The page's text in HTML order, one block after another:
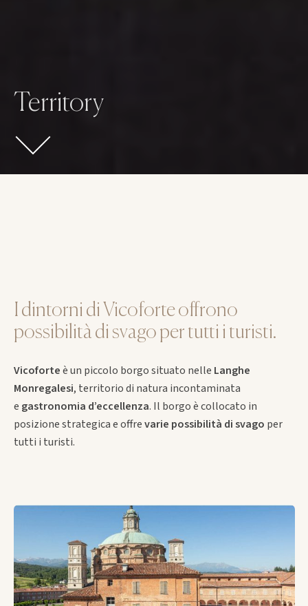
Territory
I dintorni di Vicoforte offrono
possibilità di svago per tutti i turisti.
Vicoforteè un piccolo borgo situato nelle Langhe
Monregalesi, territorio di natura incontaminata
e gastronomia d’eccellenza. Il borgo è collocato in
posizione strategica e offrevarie possibilità di svago per
tutti i turisti.